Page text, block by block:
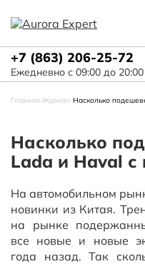
+7 (863) 206-25-72
Ежедневно с 09:00 до 20:00
Главная-Журнал-Насколько
Насколько
Lada и Haval с
На автомобильном
новинки из Китая.
на рынке
все новые и новые
года назад. Так